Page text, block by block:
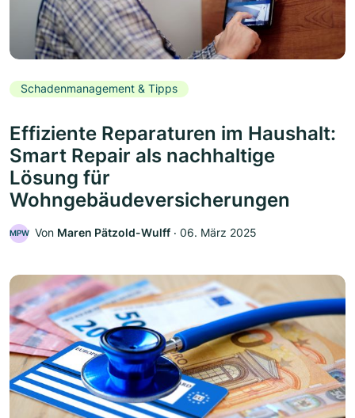
Schadenmanagement & Tipps
Effiziente Reparaturen im Haushalt:
Smart Repair als nachhaltige
Lösung für
Wohngebäudeversicherungen
MPW Von Maren Pätzold-Wulff ‧ 06. März 2025